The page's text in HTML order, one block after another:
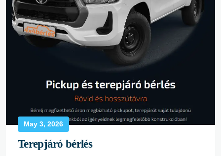
May 3, 2026
Terepjáró bérlés